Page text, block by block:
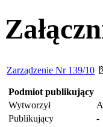
Zarządzenie Nr 139/10
Podmiot publikujący
Wytworzył
Publikujący
-